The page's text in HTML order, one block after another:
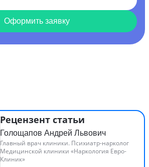
Оформить заявку
Рецензент статьи
Голощапов Андрей Львович
Главный врач клиники. Психиатр-нарколог
Медицинской клиники «Наркология Евро-
Клиник»